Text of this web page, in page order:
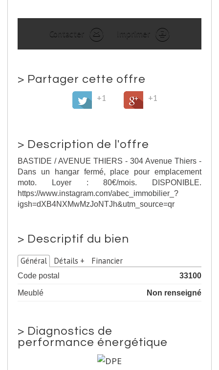
Contacter Imprimer
> Partager cette offre
+1
+1
> Description de l'offre
BASTIDE / AVENUE THIERS - 304 Avenue Thiers -
Dans un hangar fermé, place pour emplacement
moto. Loyer : 80€/mois. DISPONIBLE.
https://www.instagram.com/abec_immobilier_?
igsh=dXB4NXMwMzJoNTJh&utm_source=qr
> Descriptif du bien
Général Détails + Financier
Code postal
33100
Meublé
Non renseigné
> Diagnostics de
performance énergétique